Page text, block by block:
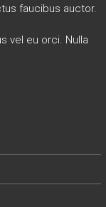
faucibus auctor.
vel eu orci. Nulla